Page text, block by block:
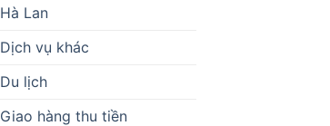
Hà Lan
Dịch vụ khác
Du lịch
Giao hàng thu tiền